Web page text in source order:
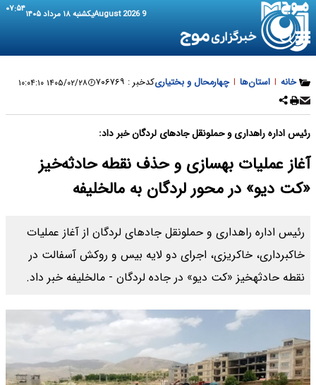
9 August 2026 یکشنبه ۱۸ مرداد ۱۴۰۵ ۰۷:۵۴
خانه | استان‌ها | چهارمحال و بختیاریکدخبر : ۷۰۶۷۶۹ ۱۴۰۵/۰۲/۲۸ ۱۰:۰۴:۱۰
رئیس اداره راهداری و حملونقل جادهای لردگان خبر داد:
آغاز عملیات بهسازی و حذف نقطه حادثه‌خیز
«کت دیو» در محور لردگان به مالخلیفه
رئیس اداره راهداری و حملونقل جادهای لردگان از آغاز عملیات
خاکبرداری، خاکریزی، اجرای دو لایه بیس و روکش آسفالت در
نقطه حادثهخیز «کت دیو» در جاده لردگان - مالخلیفه خبر داد.